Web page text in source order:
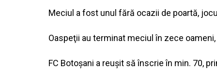
Meciul a fost unul fără ocazii de poartă,
Oaspeţii au terminat meciul în zece
FC Botoşani a reuşit să înscrie în min. 70,